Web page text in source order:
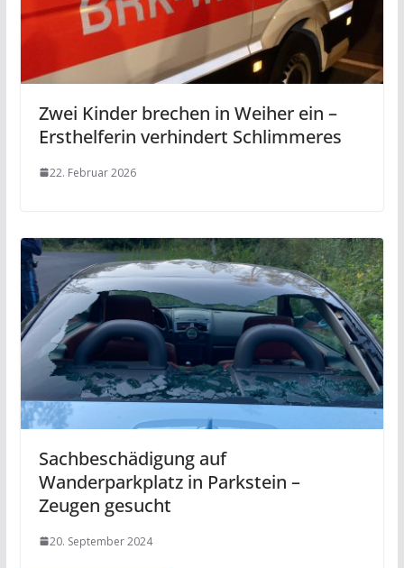
Zwei Kinder brechen in Weiher ein –
Ersthelferin verhindert Schlimmeres
22. Februar 2026
Sachbeschädigung auf
Wanderparkplatz in Parkstein –
Zeugen gesucht
20. September 2024